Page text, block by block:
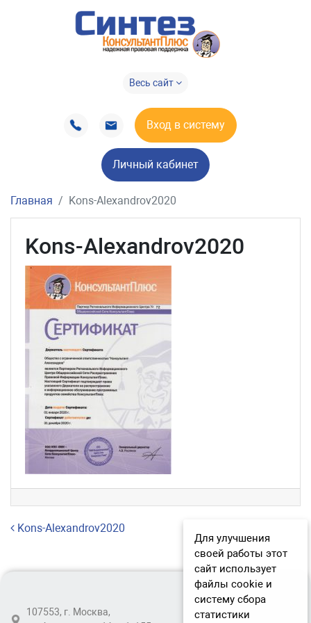
Весь сайт
Вход в систему
Личный кабинет
Главная Kons-Alexandrov2020
Kons-Alexandrov2020
Навигация по записям
Kons-Alexandrov2020
107553, г. Москва,
Для улучшения
своей работы этот
сайт использует
файлы cookie и
систему сбора
статистики